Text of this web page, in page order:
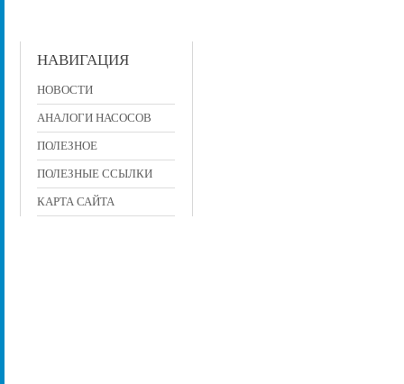
НАВИГАЦИЯ
НОВОСТИ
АНАЛОГИ НАСОСОВ
ПОЛЕЗНОЕ
ПОЛЕЗНЫЕ ССЫЛКИ
КАРТА САЙТА